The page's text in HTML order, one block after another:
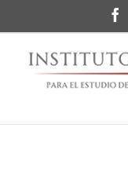
al
contenido